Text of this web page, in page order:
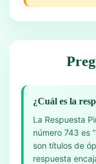
¿Cuál es la
La Respuesta
número 743 es
son títulos de
respuesta